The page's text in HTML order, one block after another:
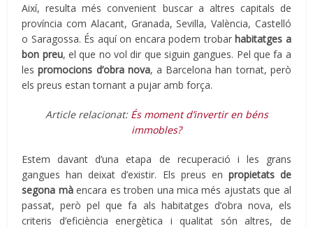
Així, resulta més convenient buscar a altres capitals de
província com Alacant, Granada, Sevilla, València, Castelló
o Saragossa. És aquí on encara podem trobarhabitatges a
bon preu, el que no vol dir que siguin gangues. Pel que fa a
lespromocions d’obra nova, a Barcelona han tornat, però
els preus estan tornant a pujar amb força.
Article relacionat: És moment d’invertir en béns
immobles?
Estem davant d’una etapa de recuperació i les grans
gangues han deixat d’existir. Els preus en propietats de
segona màencara es troben una mica més ajustats que al
passat, però pel que fa als habitatges d’obra nova, els
criteris d’eficiència energètica i qualitat són altres, de